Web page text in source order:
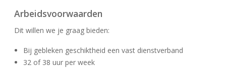
Arbeidsvoorwaarden
Dit willen we je graag bieden:
Bij gebleken geschiktheid een vast dienstverband
32 of 38 uur per week